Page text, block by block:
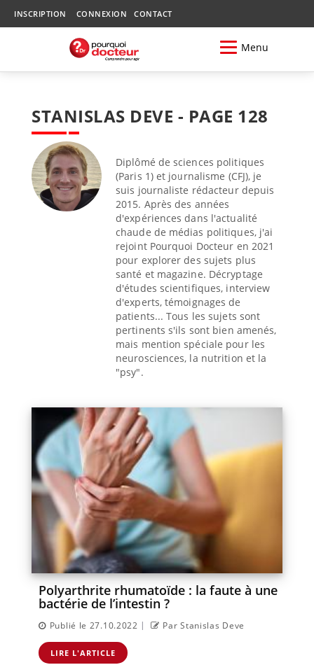
INSCRIPTION CONNEXION CONTACT
Menu
STANISLAS DEVE - PAGE 128
Diplômé de sciences politiques
(Paris 1) et journalisme (CFJ), je
suis journaliste rédacteur depuis
2015. Après des années
d'expériences dans l'actualité
chaude de médias politiques, j'ai
rejoint Pourquoi Docteur en 2021
pour explorer des sujets plus
santé et magazine. Décryptage
d'études scientifiques, interview
d'experts, témoignages de
patients... Tous les sujets sont
pertinents s'ils sont bien amenés,
mais mention spéciale pour les
neurosciences, la nutrition et la
"psy".
Polyarthrite rhumatoïde : la faute à une
bactérie de l’intestin ?
Publié le 27.10.2022 | Par Stanislas Deve
LIRE L'ARTICLE